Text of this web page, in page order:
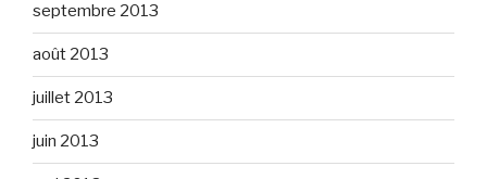
septembre 2013
août 2013
juillet 2013
juin 2013